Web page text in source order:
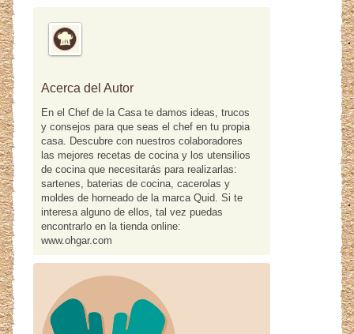
Acerca del Autor
En el Chef de la Casa te damos ideas, trucos
y consejos para que seas el chef en tu propia
casa. Descubre con nuestros colaboradores
las mejores recetas de cocina y los utensilios
de cocina que necesitarás para realizarlas:
sartenes, baterias de cocina, cacerolas y
moldes de horneado de la marca Quid. Si te
interesa alguno de ellos, tal vez puedas
encontrarlo en la tienda online:
www.ohgar.com